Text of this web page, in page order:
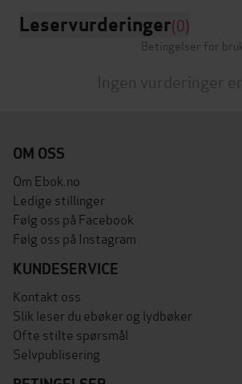
Leservurderinger(0)
Betingelser for
Ingen vurderinger
OM OSS
Om Ebok.no
Ledige stillinger
Følg oss på Facebook
Følg oss på Instagram
KUNDESERVICE
Kontakt oss
Slik leser du ebøker og lydbøker
Ofte stilte spørsmål
Selvpublisering